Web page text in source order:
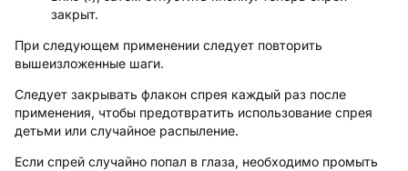
закрыт.
При следующем применении следует повторить
вышеизложенные шаги.
Следует закрывать флакон спрея каждый раз после
применения, чтобы предотвратить использование спрея
детьми или случайное распыление.
Если спрей случайно попал в глаза, необходимо промыть